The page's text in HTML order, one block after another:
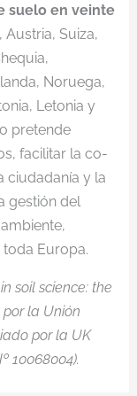
suelo en veinte
Austria, Suiza,
Noruega,
Letonia y
pretende
facilitar la co-
ciudadanía y la
gestión del
Europa.
soil science: the
la Unión
por la UK
10068004).